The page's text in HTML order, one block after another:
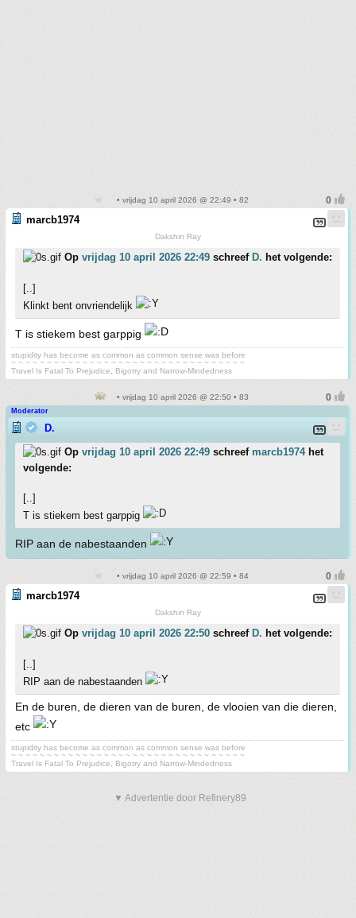
• vrijdag 10 april 2026 @ 22:49 • 82
marcb1974
Dakshin Ray
Op vrijdag 10 april 2026 22:49 schreef D. het volgende:
[..]
Klinkt bent onvriendelijk
T is stiekem best garppig
stupidity has become as common as common sense was before
~ ~ ~ ~ ~ ~ ~ ~ ~ ~ ~ ~ ~ ~ ~ ~ ~ ~ ~ ~ ~ ~ ~ ~ ~ ~ ~ ~ ~ ~ ~ ~ ~
Travel Is Fatal To Prejudice, Bigotry and Narrow-Mindedness
• vrijdag 10 april 2026 @ 22:50 • 83
Moderator
D.
Op vrijdag 10 april 2026 22:49 schreef marcb1974het
volgende:
[..]
T is stiekem best garppig
RIP aan de nabestaanden
• vrijdag 10 april 2026 @ 22:59 • 84
marcb1974
Dakshin Ray
Op vrijdag 10 april 2026 22:50 schreef D. het volgende:
[..]
RIP aan de nabestaanden
En de buren, de dieren van de buren, de vlooien van die dieren,
etc
stupidity has become as common as common sense was before
~ ~ ~ ~ ~ ~ ~ ~ ~ ~ ~ ~ ~ ~ ~ ~ ~ ~ ~ ~ ~ ~ ~ ~ ~ ~ ~ ~ ~ ~ ~ ~ ~
Travel Is Fatal To Prejudice, Bigotry and Narrow-Mindedness
▼ Advertentie door Refinery89